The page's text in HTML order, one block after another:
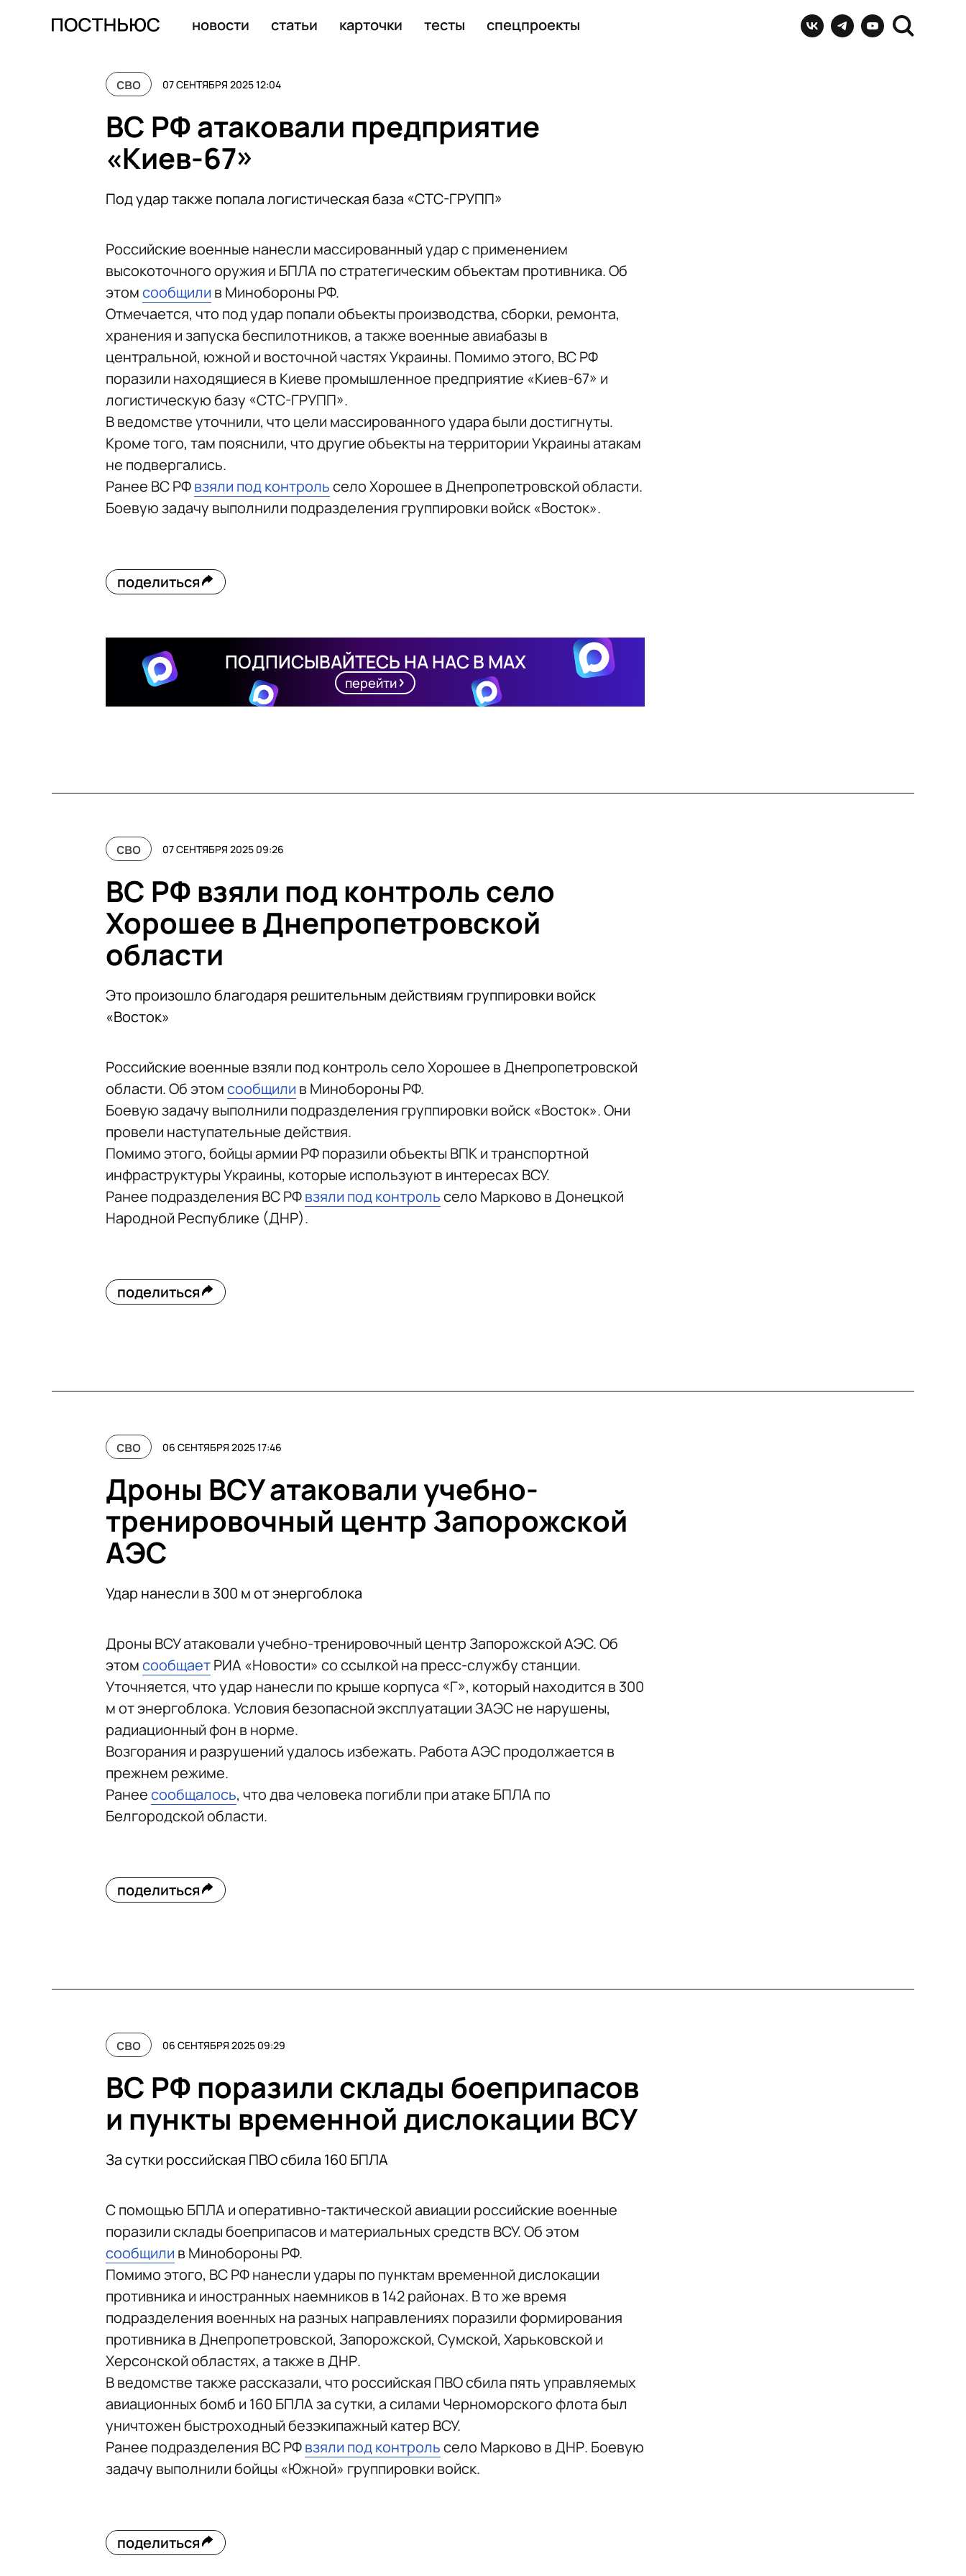
новости статьи карточки тесты спецпроекты
сво 07 СЕНТЯБРЯ 2025 12:04
ВС РФ атаковали предприятие
«Киев-67»
Под удар также попала логистическая база «СТС-ГРУПП»
Российские военные нанесли массированный удар с применением
высокоточного оружия и БПЛА по стратегическим объектам противника. Об
этомсообщили в Минобороны РФ.
Отмечается, что под удар попали объекты производства, сборки, ремонта,
хранения и запуска беспилотников, а также военные авиабазы в
центральной, южной и восточной частях Украины. Помимо этого, ВС РФ
поразили находящиеся в Киеве промышленное предприятие «Киев-67» и
логистическую базу «СТС-ГРУПП».
В ведомстве уточнили, что цели массированного удара были достигнуты.
Кроме того, там пояснили, что другие объекты на территории Украины атакам
не подвергались.
Ранее ВС РФвзяли под контрольсело Хорошее в Днепропетровской области.
Боевую задачу выполнили подразделения группировки войск «Восток».
поделиться
ПОДПИСЫВАЙТЕСЬ НА НАС В MAX
перейти
сво 07 СЕНТЯБРЯ 2025 09:26
ВС РФ взяли под контроль село
Хорошее в Днепропетровской
области
Это произошло благодаря решительным действиям группировки войск
«Восток»
Российские военные взяли под контроль село Хорошее в Днепропетровской
области. Об этомсообщили в Минобороны РФ.
Боевую задачу выполнили подразделения группировки войск «Восток». Они
провели наступательные действия.
Помимо этого, бойцы армии РФ поразили объекты ВПК и транспортной
инфраструктуры Украины, которые используют в интересах ВСУ.
Ранее подразделения ВС РФвзяли под контрольсело Марково в Донецкой
Народной Республике (ДНР).
поделиться
сво 06 СЕНТЯБРЯ 2025 17:46
Дроны ВСУ атаковали учебно-
тренировочный центр Запорожской
АЭС
Удар нанесли в 300 м от энергоблока
Дроны ВСУ атаковали учебно-тренировочный центр Запорожской АЭС. Об
этомсообщаетРИА «Новости» со ссылкой на пресс-службу станции.
Уточняется, что удар нанесли по крыше корпуса «Г», который находится в 300
м от энергоблока. Условия безопасной эксплуатации ЗАЭС не нарушены,
радиационный фон в норме.
Возгорания и разрушений удалось избежать. Работа АЭС продолжается в
прежнем режиме.
Ранеесообщалось, что два человека погибли при атаке БПЛА по
Белгородской области.
поделиться
сво 06 СЕНТЯБРЯ 2025 09:29
ВС РФ поразили склады боеприпасов
и пункты временной дислокации ВСУ
За сутки российская ПВО сбила 160 БПЛА
С помощью БПЛА и оперативно-тактической авиации российские военные
поразили склады боеприпасов и материальных средств ВСУ. Об этом
сообщили в Минобороны РФ.
Помимо этого, ВС РФ нанесли удары по пунктам временной дислокации
противника и иностранных наемников в 142 районах. В то же время
подразделения военных на разных направлениях поразили формирования
противника в Днепропетровской, Запорожской, Сумской, Харьковской и
Херсонской областях, а также в ДНР.
В ведомстве также рассказали, что российская ПВО сбила пять управляемых
авиационных бомб и 160 БПЛА за сутки, а силами Черноморского флота был
уничтожен быстроходный безэкипажный катер ВСУ.
Ранее подразделения ВС РФвзяли под контрольсело Марково в ДНР. Боевую
задачу выполнили бойцы «Южной» группировки войск.
поделиться